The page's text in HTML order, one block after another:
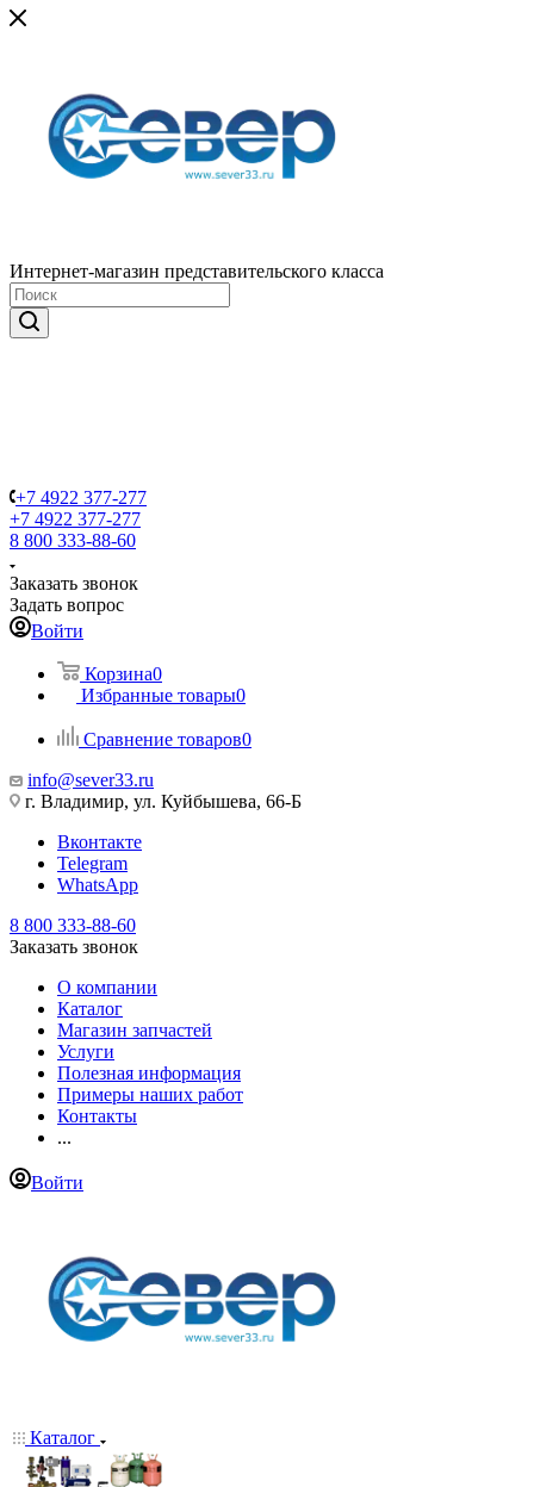
Интернет-магазин представительского класса
+7 4922 377-277
+7 4922 377-277
8 800 333-88-60
Заказать звонок
Задать вопрос
Войти
Корзина0
Избранные товары0
Сравнение товаров0
info@sever33.ru
г. Владимир, ул. Куйбышева, 66-Б
Вконтакте
Telegram
WhatsApp
8 800 333-88-60
Заказать звонок
О компании
Каталог
Магазин запчастей
Услуги
Полезная информация
Примеры наших работ
Контакты
...
Войти
Каталог